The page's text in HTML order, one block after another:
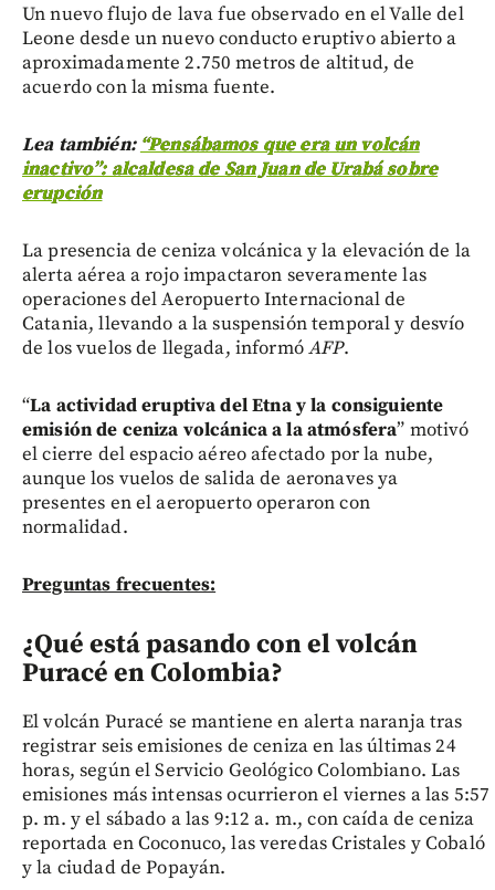
Un nuevo flujo de lava fue observado en el Valle del
Leone desde un nuevo conducto eruptivo abierto a
aproximadamente 2.750 metros de altitud, de
acuerdo con la misma fuente.
Lea también: “Pensábamos que era un volcán
inactivo”: alcaldesa de San Juan de Urabá sobre
erupción
La presencia de ceniza volcánica y la elevación de la
alerta aérea a rojo impactaron severamente las
operaciones del Aeropuerto Internacional de
Catania, llevando a la suspensión temporal y desvío
de los vuelos de llegada, informóAFP.
“La actividad eruptiva del Etna y la consiguiente
emisión de ceniza volcánica a la atmósfera” motivó
el cierre del espacio aéreo afectado por la nube,
aunque los vuelos de salida de aeronaves ya
presentes en el aeropuerto operaron con
normalidad.
Preguntas frecuentes:
¿Qué está pasando con el volcán
Puracé en Colombia?
El volcán Puracé se mantiene en alerta naranja tras
registrar seis emisiones de ceniza en las últimas 24
horas, según el Servicio Geológico Colombiano. Las
emisiones más intensas ocurrieron el viernes a las 5:57
p. m. y el sábado a las 9:12 a. m., con caída de ceniza
reportada en Coconuco, las veredas Cristales y Cobaló
y la ciudad de Popayán.